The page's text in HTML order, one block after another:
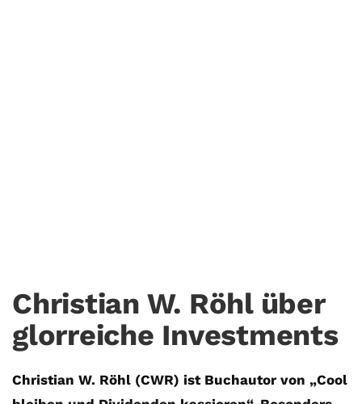
Christian W. Röhl über
glorreiche Investments
Christian W. Röhl (CWR) ist Buchautor von „Cool